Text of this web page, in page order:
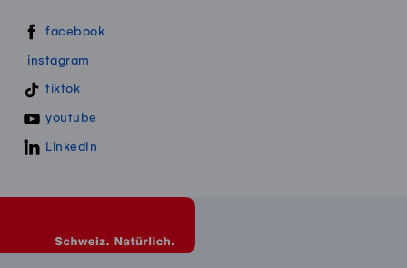
Swissmillk auf Social Media
facebook
instagram
tiktok
youtube
LinkedIn